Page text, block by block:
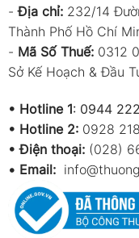
-Địa chỉ: 232/14
Thành Phố Hồ Chí
- Mã Số Thuế: 0312
Sở Kế Hoạch & Đầu
• Hotline 1: 0944
• Hotline 2: 0928
• Điện thoại: (028)
• Email: